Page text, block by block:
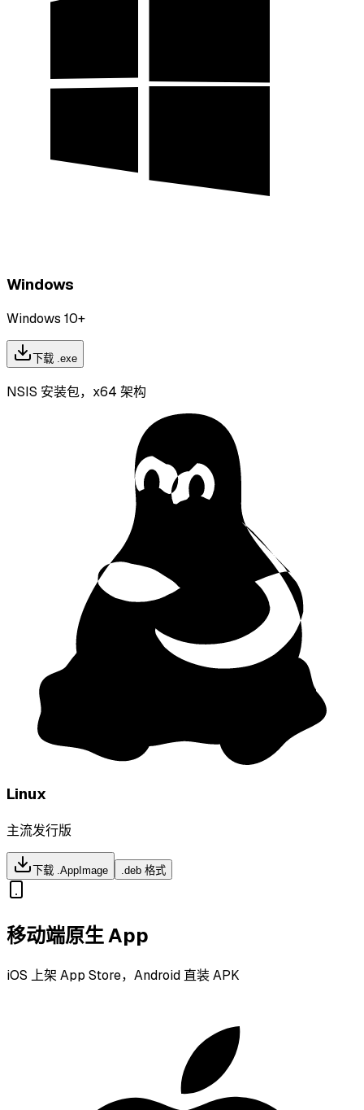
Windows
Windows 10+
下载 .exe
NSIS 安装包，x64 架构
Linux
主流发行版
下载 .AppImage .deb 格式
移动端原生 App
iOS 上架 App Store，Android 直装 APK